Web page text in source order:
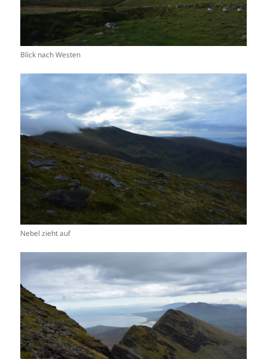
Blick nach Westen
Nebel zieht auf